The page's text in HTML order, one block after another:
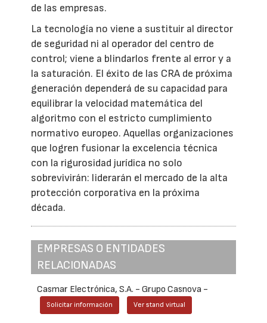
de las empresas.
La tecnología no viene a sustituir al director
de seguridad ni al operador del centro de
control; viene a blindarlos frente al error y a
la saturación. El éxito de las CRA de próxima
generación dependerá de su capacidad para
equilibrar la velocidad matemática del
algoritmo con el estricto cumplimiento
normativo europeo. Aquellas organizaciones
que logren fusionar la excelencia técnica
con la rigurosidad jurídica no solo
sobrevivirán: liderarán el mercado de la alta
protección corporativa en la próxima
década.
EMPRESAS O ENTIDADES
RELACIONADAS
Casmar Electrónica, S.A. - Grupo Casnova -
Solicitar información Ver stand virtual